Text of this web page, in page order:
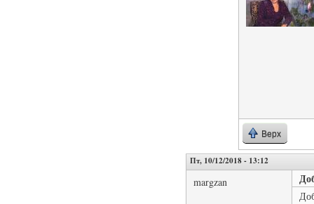
Верх
Пт, 10/12/2018 - 13:12
margzan